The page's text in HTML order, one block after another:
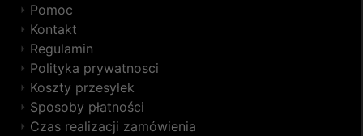
Pomoc
Kontakt
Regulamin
Polityka prywatnosci
Koszty przesyłek
Sposoby płatności
Czas realizacji zamówienia